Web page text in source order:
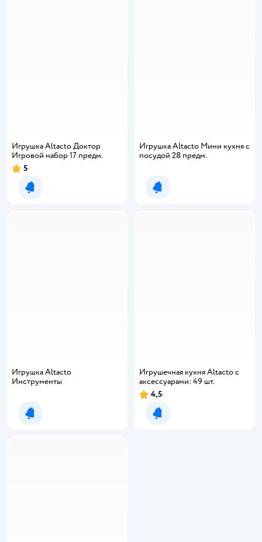
Игрушка Altacto Доктор
Игровой набор 17 предм.
Рейтинг:
5
Уведомить о появлении
Игрушка Altacto Мини кухня с
посудой 28 предм.
Уведомить о появлении
Игрушка Altacto
Инструменты
Уведомить о появлении
Игрушечная кухня Altacto с
аксессуарами: 49 шт.
Рейтинг:
4,5
Уведомить о появлении